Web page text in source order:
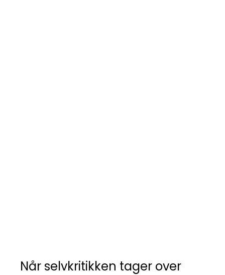
Når selvkritikken tager over